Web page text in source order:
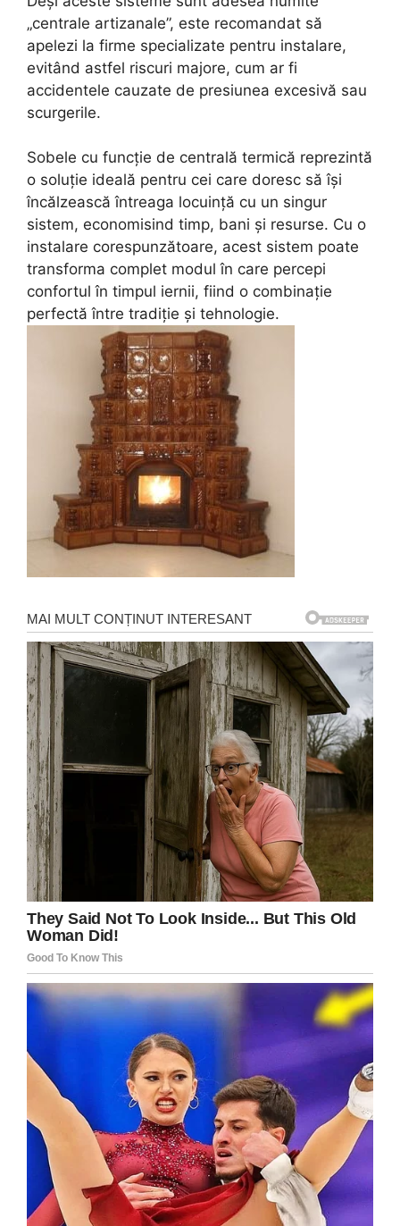
„centrale artizanale”, este recomandat să
apelezi la firme specializate pentru instalare,
evitând astfel riscuri majore, cum ar fi
accidentele cauzate de presiunea excesivă sau
scurgerile.
Sobele cu funcție de centrală termică reprezintă
o soluție ideală pentru cei care doresc să își
încălzească întreaga locuință cu un singur
sistem, economisind timp, bani și resurse. Cu o
instalare corespunzătoare, acest sistem poate
transforma complet modul în care percepi
confortul în timpul iernii, fiind o combinație
perfectă între tradiție și tehnologie.